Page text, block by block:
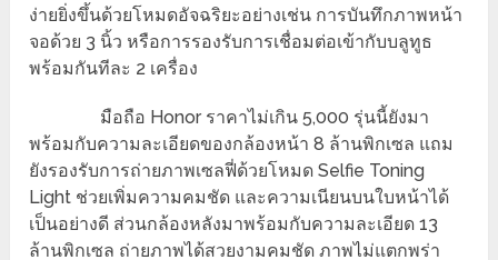
ง่ายยิ่งขึ้นด้วยโหมดอัจฉริยะอย่างเช่น การบันทึกภาพหน้า
จอด้วย 3 นิ้ว หรือการรองรับการเชื่อมต่อเข้ากับบลูทูธ
พร้อมกันทีละ 2 เครื่อง
มือถือ Honor ราคาไม่เกิน 5,000 รุ่นนี้ยังมา
พร้อมกับความละเอียดของกล้องหน้า 8 ล้านพิกเซล แถม
ยังรองรับการถ่ายภาพเซลฟี่ด้วยโหมด Selfie Toning
Light ช่วยเพิ่มความคมชัด และความเนียนบนใบหน้าได้
เป็นอย่างดี ส่วนกล้องหลังมาพร้อมกับความละเอียด 13
ล้านพิกเซล ถ่ายภาพได้สวยงามคมชัด ภาพไม่แตกพร่า